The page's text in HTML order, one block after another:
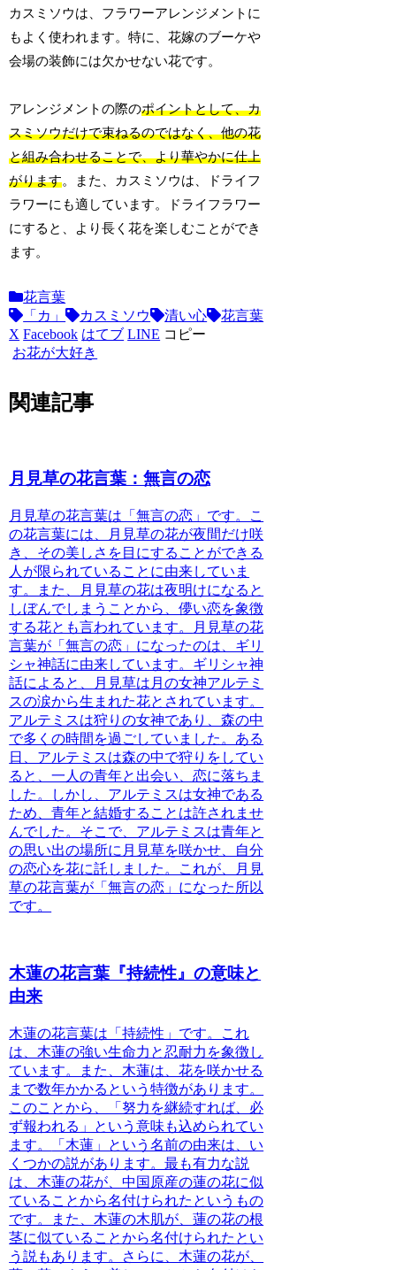
カスミソウは、フラワーアレンジメントに
もよく使われます。特に、花嫁のブーケや
会場の装飾には欠かせない花です。
アレンジメントの際のポイントとして、カ
スミソウだけで束ねるのではなく、他の花
と組み合わせることで、より華やかに仕上
がります。また、カスミソウは、ドライフ
ラワーにも適しています。ドライフラワー
にすると、より長く花を楽しむことができ
ます。
花言葉
「カ」
カスミソウ 清い心
花言葉
X Facebook はてブ LINE コピー
お花が大好き
関連記事
月見草の花言葉：無言の恋
月見草の花言葉は「無言の恋」です。こ
の花言葉には、月見草の花が夜間だけ咲
き、その美しさを目にすることができる
人が限られていることに由来していま
す。また、月見草の花は夜明けになると
しぼんでしまうことから、儚い恋を象徴
する花とも言われています。
月見草の花
言葉が「無言の恋」になったのは、ギリ
シャ神話に由来しています。ギリシャ神
話によると、月見草は月の女神アルテミ
スの涙から生まれた花とされています。
アルテミスは狩りの女神であり、森の中
で多くの時間を過ごしていました。ある
日、アルテミスは森の中で狩りをしてい
ると、一人の青年と出会い、恋に落ちま
した。しかし、アルテミスは女神である
ため、青年と結婚することは許されませ
んでした。そこで、アルテミスは青年と
の思い出の場所に月見草を咲かせ、自分
の恋心を花に託しました。これが、月見
草の花言葉が「無言の恋」になった所以
です。
木蓮の花言葉『持続性』の意味と
由来
木蓮の花言葉は「持続性」 です。これ
は、木蓮の強い生命力と忍耐力を象徴し
ています。また、木蓮は、花を咲かせる
まで数年かかるという特徴があります。
このことから、「努力を継続すれば、必
ず報われる」という意味も込められてい
ます。
「木蓮」という名前の由来は、い
くつかの説があります。最も有力な説
は、木蓮の花が、中国原産の蓮の花に似
ていることから名付けられたというもの
です。また、木蓮の木肌が、蓮の花の根
茎に似ていることから名付けられたとい
う説もあります。さらに、木蓮の花が、